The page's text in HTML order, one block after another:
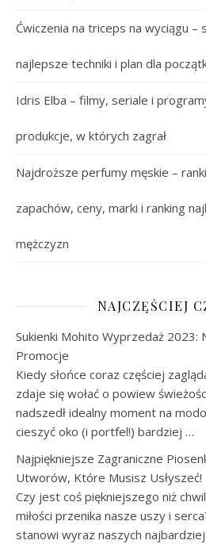
Ćwiczenia na triceps na wyciągu –
najlepsze techniki i plan dla
Idris Elba – filmy, seriale i
produkcje, w których zagrał
Najdroższe perfumy męskie –
zapachów, ceny, marki i ranking
mężczyzn
NAJCZĘŚCIEJ
Sukienki Mohito Wyprzedaż 2023:
Promocje
Kiedy słońce coraz częściej
zdaje się wołać o powiew
nadszedł idealny moment na
cieszyć oko (i portfel!) bardziej …
Najpiękniejsze Zagraniczne
Utworów, Które Musisz Usłyszeć!
Czy jest coś piękniejszego niż
miłości przenika nasze uszy i
stanowi wyraz naszych